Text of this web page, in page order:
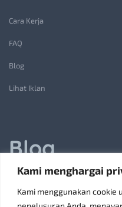
Kami menghargai
Kami menggunakan cookie
Cara Kerja
FAQ
Blog
Lihat Iklan
Blog
Jasa Pembuatan Lift Barang:
Receiving Parcels and Mail at a